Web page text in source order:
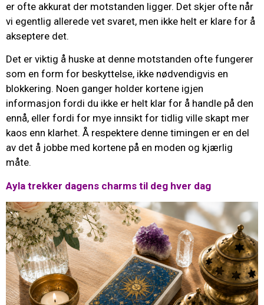
er ofte akkurat der motstanden ligger. Det skjer ofte når
vi egentlig allerede vet svaret, men ikke helt er klare for å
akseptere det.
Det er viktig å huske at denne motstanden ofte fungerer
som en form for beskyttelse, ikke nødvendigvis en
blokkering. Noen ganger holder kortene igjen
informasjon fordi du ikke er helt klar for å handle på den
ennå, eller fordi for mye innsikt for tidlig ville skapt mer
kaos enn klarhet. Å respektere denne timingen er en del
av det å jobbe med kortene på en moden og kjærlig
måte.
Ayla trekker dagens charms til deg hver dag